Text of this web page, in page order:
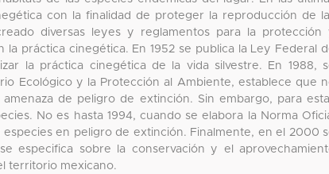
con la finalidad de proteger la reproducción de
diversas leyes y reglamentos para la protección
práctica cinegética. En 1952 se publica la Ley Federal
la práctica cinegética de la vida silvestre. En 1988,
Ecológico y la Protección al Ambiente, establece que
de peligro de extinción. Sin embargo, para
No es hasta 1994, cuando se elabora la Norma
en peligro de extinción. Finalmente, en el 2000
especifica sobre la conservación y el
territorio mexicano.